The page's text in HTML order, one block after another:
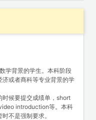
学背景的学生。本科阶段
或者商科等专业背景的学
时候要提交成绩单，short
introduction等。本科
不是强制要求。